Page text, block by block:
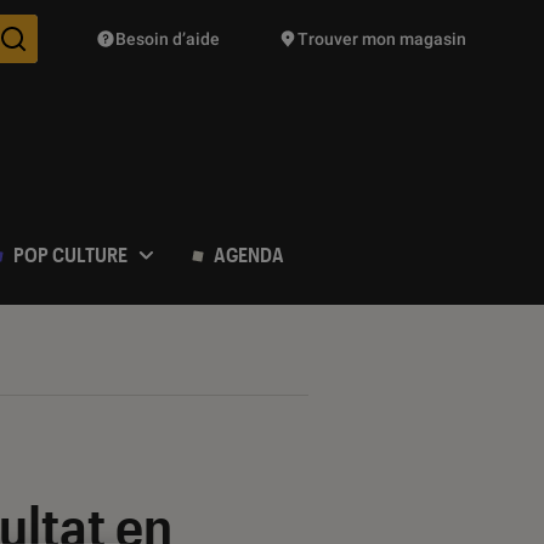
Des suggestions de produits vont vous être proposées
Besoin d’aide Trouver mon magasin
POP CULTURE AGENDA
en